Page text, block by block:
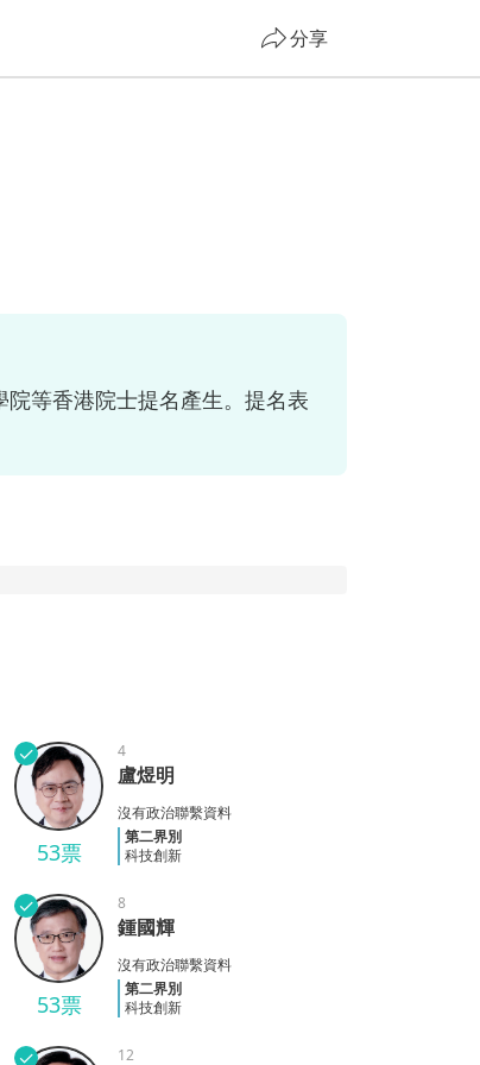
分享
等香港院士提名產生。提名表
盧煜明
✓
53票
4
盧煜明
沒有政治聯繫資料
第二界別
科技創新
鍾國輝
✓
53票
8
鍾國輝
沒有政治聯繫資料
第二界別
科技創新
✓ 12